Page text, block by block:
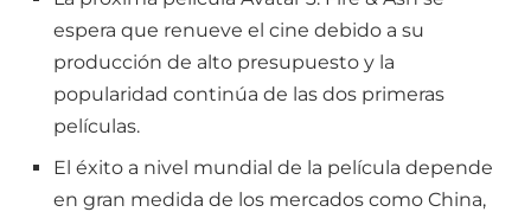
espera que renueve el cine debido a su
producción de alto presupuesto y la
popularidad continúa de las dos primeras
películas.
El éxito a nivel mundial de la película depende
en gran medida de los mercados como China,